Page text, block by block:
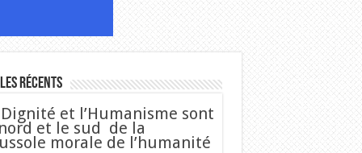
Récents
Dignité et l’Humanisme sont
et le sud de la
morale de l’humanité